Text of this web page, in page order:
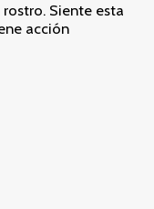
Siente esta
acción